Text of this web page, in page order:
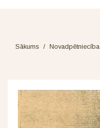
Sākums / Novadpētniecība